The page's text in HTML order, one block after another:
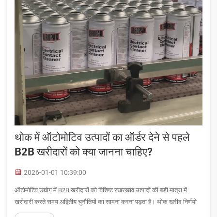
थोक में ऑटोमोटिव उत्पादों का ऑर्डर देने से पहले
B2B खरीदारों को क्या जानना चाहिए?
2026-01-01 10:39:00
ऑटोमोटिव उद्योग में B2B खरीदारों को विशिष्ट रखरखाव उत्पादों की बड़ी मात्रा में
खरीदारी करते समय अद्वितीय चुनौतियों का सामना करना पड़ता है। थोक खरीद निर्णयों
को प्रभावित करने वाले महत्वपूर्ण कारकों को समझना ऑपरेशनल दक्षता के बीच का अंतर